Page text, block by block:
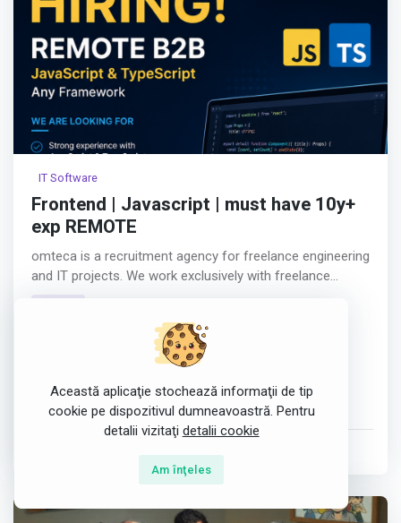
IT Software
Frontend | Javascript | must have 10y+
exp REMOTE
omteca is a recruitment agency for freelance engineering
and IT projects. We work exclusively with freelance
consultants and B2B contracts. We are based in
manage the whole cycle of recruitment, hiring, contracts
This is a global project in the area of defense AI
technologies.
JD Romteca: Responsibilities
We are looking for several senior frontend Engineers with
more than 10 years experience.
HTML5
JavaScript Frameworks
Frontend Frameworks
Tech People Solutions
Această aplicaţie stochează informaţii de tip
cookie pe dispozitivul dumneavoastră. Pentru
detalii vizitaţi detalii cookie
Am înţeles